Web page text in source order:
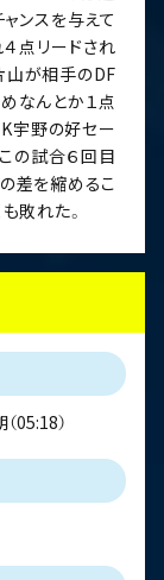
ンスを与えて
点リードされ
山が相手のDF
なんとか１点
宇野の好セー
の試合６回目
差を縮めるこ
敗れた。
（05:18）